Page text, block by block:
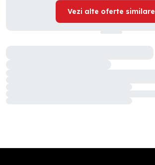
Vezi alte oferte similare